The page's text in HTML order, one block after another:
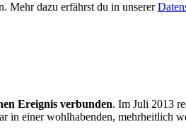
Mehr dazu erfährst du in unserer
Ereignis verbunden. Im Juli 2013
in einer wohlhabenden, mehrheitlich